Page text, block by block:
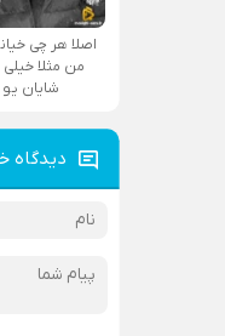
اصلا هر چی
من مثلا خیلی
شایان یو
دیدگاه